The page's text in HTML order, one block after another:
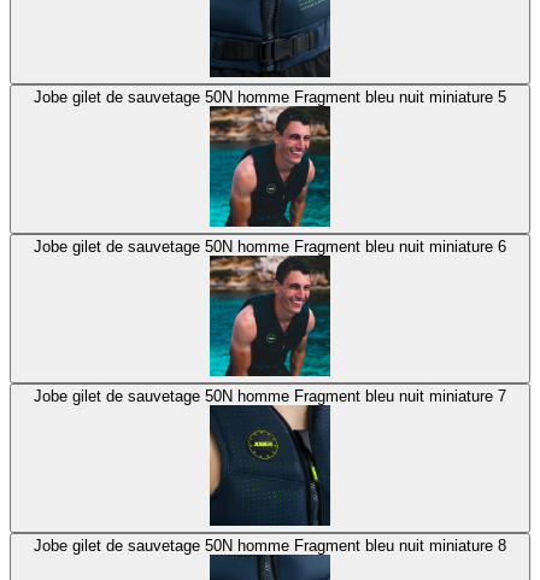
Jobe gilet de sauvetage 50N homme Fragment bleu nuit miniature 5
Jobe gilet de sauvetage 50N homme Fragment bleu nuit miniature 6
Jobe gilet de sauvetage 50N homme Fragment bleu nuit miniature 7
Jobe gilet de sauvetage 50N homme Fragment bleu nuit miniature 8